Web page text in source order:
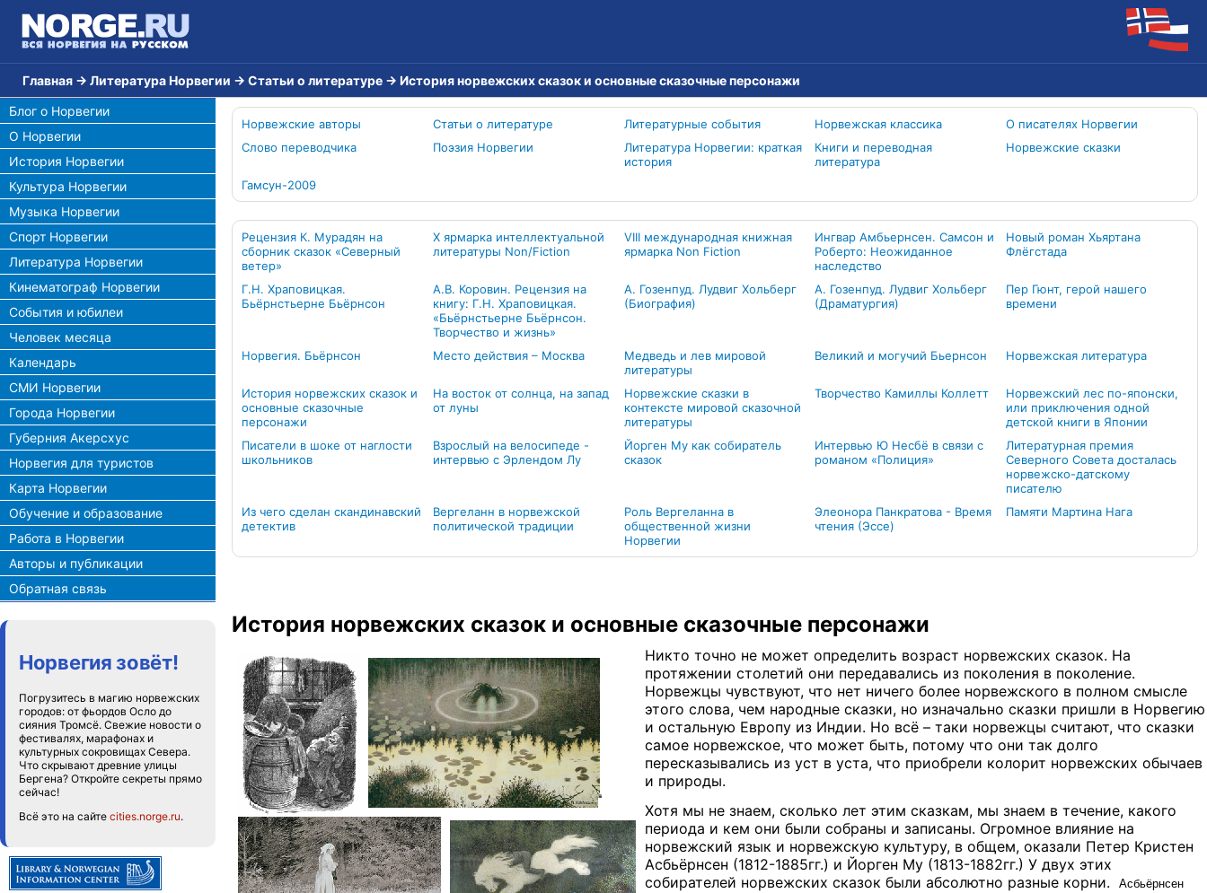
Главная → Литература Норвегии → Статьи о литературе → История норвежских сказок и основные сказочные персонажи
Блог о Норвегии
О Норвегии
История Норвегии
Культура Норвегии
Музыка Норвегии
Спорт Норвегии
Литература Норвегии
Кинематограф Норвегии
События и юбилеи
Человек месяца
Календарь
СМИ Норвегии
Города Норвегии
Губерния Акерсхус
Норвегия для туристов
Карта Норвегии
Обучение и образование
Работа в Норвегии
Авторы и публикации
Обратная связь
Норвегия зовёт!
Погрузитесь в магию норвежских
городов: от фьордов Осло до
сияния Тромсё. Свежие новости о
фестивалях, марафонах и
культурных сокровищах Севера.
Что скрывают древние улицы
Бергена? Откройте секреты прямо
сейчас!
Всё это на сайте cities.norge.ru.
Норвежские авторы Статьи о литературе Литературные события Норвежская классика
О писателях Норвегии
Слово переводчика
Поэзия Норвегии
Литература Норвегии: краткая
история
Книги и переводная
литература
Норвежские сказки
Гамсун-2009
Рецензия К. Мурадян на
сборник сказок «Северный
ветер»
X ярмарка интеллектуальной
литературы Non/Fiction
VIII международная книжная
ярмарка Non Fiction
Ингвар Амбьернсен. Самсон и
Роберто: Неожиданное
наследство
Новый роман Хьяртана
Флёгстада
Г.Н. Храповицкая.
Бьёрнстьерне Бьёрнсон
А.В. Коровин. Рецензия на
книгу: Г.Н. Храповицкая.
«Бьёрнстьерне Бьёрнсон.
Творчество и жизнь»
А. Гозенпуд. Лудвиг Хольберг
(Биография)
А. Гозенпуд. Лудвиг Хольберг
(Драматургия)
Пер Гюнт, герой нашего
времени
Норвегия. Бьёрнсон Место действия – Москва
Медведь и лев мировой
литературы
Великий и могучий Бьернсон Норвежская литература
История норвежских сказок и
основные сказочные
персонажи
На восток от солнца, на запад
от луны
Норвежские сказки в
контексте мировой сказочной
литературы
Творчество Камиллы Коллетт
Норвежский лес по-японски,
или приключения одной
детской книги в Японии
Писатели в шоке от наглости
школьников
Взрослый на велосипеде -
интервью с Эрлендом Лу
Йорген Му как собиратель
сказок
Интервью Ю Несбё в связи с
романом «Полиция»
Литературная премия
Северного Совета досталась
норвежско-датскому
писателю
Из чего сделан скандинавский
детектив
Вергеланн в норвежской
политической традиции
Роль Вергеланна в
общественной жизни
Норвегии
Элеонора Панкратова - Время
чтения (Эссе)
Памяти Мартина Нага
История норвежских сказок и основные сказочные персонажи
Никто точно не может определить возраст норвежских сказок. На
протяжении столетий они передавались из поколения в поколение.
Норвежцы чувствуют, что нет ничего более норвежского в полном смысле
этого слова, чем народные сказки, но изначально сказки пришли в Норвегию
и остальную Европу из Индии. Но всё – таки норвежцы считают, что сказки
самое норвежское, что может быть, потому что они так долго
пересказывались из уст в уста, что приобрели колорит норвежских обычаев
и природы.
Хотя мы не знаем, сколько лет этим сказкам, мы знаем в течение, какого
периода и кем они были собраны и записаны. Огромное влияние на
норвежский язык и норвежскую культуру, в общем, оказали Петер Кристен
Асбьёрнсен (1812-1885гг.) и Йорген Му (1813-1882гг.) У двух этих
собирателей норвежских сказок были абсолютно разные корни.
Асбьёрнсен